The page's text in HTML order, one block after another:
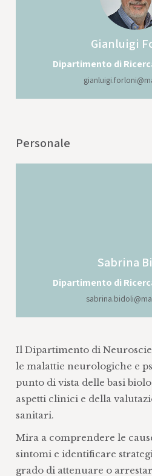
Gianluigi
Dipartimento di
Personale
Sabrina
Dipartimento di
Il Dipartimento di
le malattie neurologiche e
punto di vista delle basi
aspetti clinici e della
sanitari.
Mira a comprendere le
sintomi e identificare
grado di attenuare o